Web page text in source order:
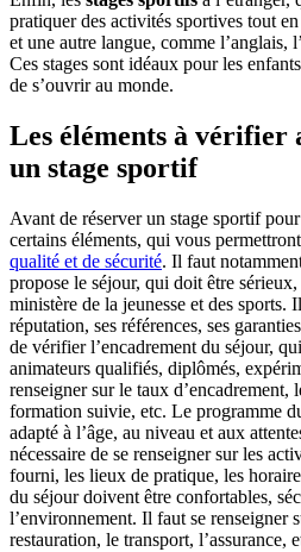
pratiquer des activités sportives tout
et une autre langue, comme l’anglais,
Ces stages sont idéaux pour les
de s’ouvrir au monde.
Les éléments à vérifier
un stage sportif
Avant de réserver un stage sportif
certains éléments, qui vous
qualité et de sécurité. Il faut
propose le séjour, qui doit être
ministère de la jeunesse et des sports.
réputation, ses références, ses
de vérifier l’encadrement du séjour,
animateurs qualifiés, diplômés,
renseigner sur le taux d’encadrement,
formation suivie, etc. Le programme
adapté à l’âge, au niveau et aux
nécessaire de se renseigner sur les
fourni, les lieux de pratique, les
du séjour doivent être confortables,
l’environnement. Il faut se renseigner
restauration, le transport, l’assurance,